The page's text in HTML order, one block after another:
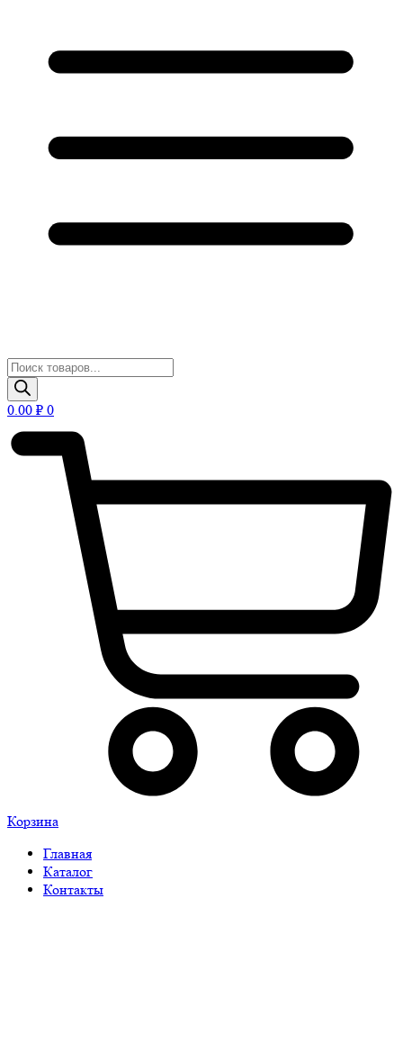
Поиск
товаров
0.00 ₽ 0
Корзина
Главная
Каталог
Контакты